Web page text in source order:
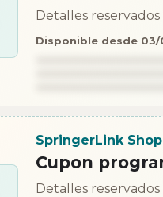
Detalles
Disponible desde
SpringerLink Shop
Cupon
Detalles